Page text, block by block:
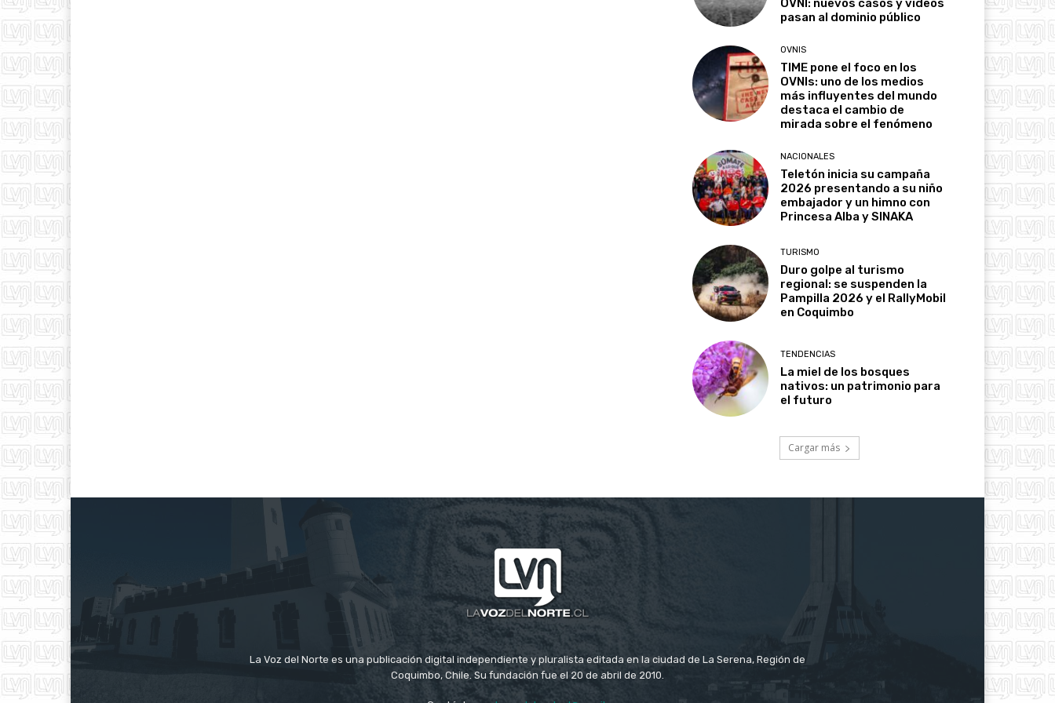
OVNI: nuevos casos y videos
pasan al dominio público
OVNIS
TIME pone el foco en los
OVNIs: uno de los medios
más influyentes del mundo
destaca el cambio de
mirada sobre el fenómeno
NACIONALES
Teletón inicia su campaña
2026 presentando a su niño
embajador y un himno con
Princesa Alba y SINAKA
TURISMO
Duro golpe al turismo
regional: se suspenden la
Pampilla 2026 y el RallyMobil
en Coquimbo
TENDENCIAS
La miel de los bosques
nativos: un patrimonio para
el futuro
Cargar más
La Voz del Norte es una publicación digital independiente y pluralista editada en la ciudad de La Serena, Región de
Coquimbo, Chile. Su fundación fue el 20 de abril de 2010.